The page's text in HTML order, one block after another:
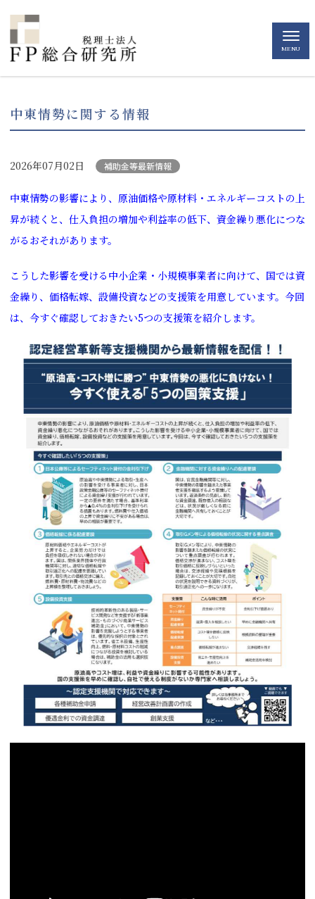
MENU
中東情勢に関する情報
2026年07月02日 補助金等最新情報
中東情勢の影響により、原油価格や原材料・エネルギーコストの上
昇が続くと、仕入負担の増加や利益率の低下、資金繰り悪化につな
がるおそれがあります。
こうした影響を受ける中小企業・小規模事業者に向けて、国では資
金繰り、価格転嫁、設備投資などの支援策を用意しています。今回
は、今すぐ確認しておきたい5つの支援策を紹介します。